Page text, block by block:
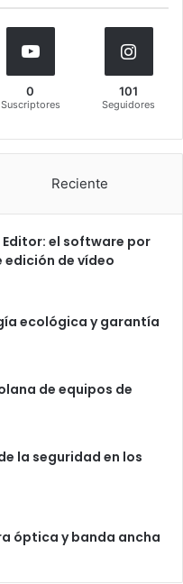
0
Suscriptores
101
Seguidores
Reciente
Editor: el software por
edición de vídeo
ecológica y garantía
de equipos de
la seguridad en los
óptica y banda ancha